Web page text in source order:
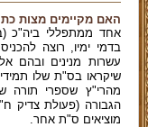
האם מקיימים מצות
אחד ממתפללי ביה"כ
בדמי ימיו, רוצה
עשרות מנינים ובהם
שיקראו בס"ת שלו
מהרי"ץ שספרי תורה
הגבורה (פעולת צדיק
מוציאים ס"ת אחר.